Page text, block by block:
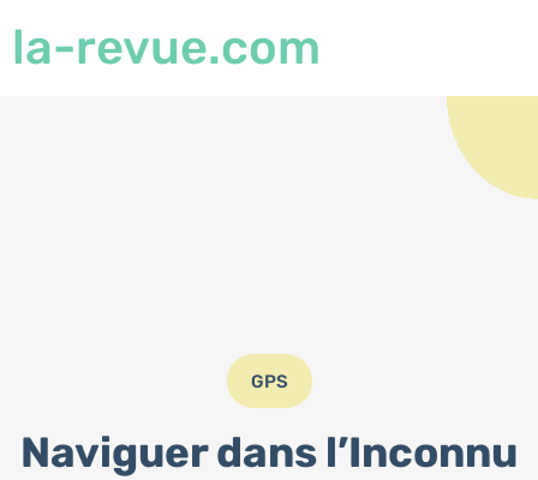
la-revue.com
GPS
Naviguer dans l’Inconnu